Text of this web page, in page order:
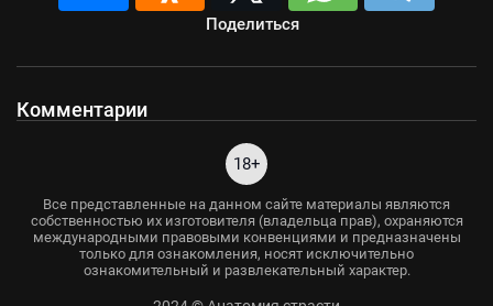
Поделиться
Комментарии
18+
Все представленные на данном сайте материалы являются
собственностью их изготовителя (владельца прав), охраняются
международными правовыми конвенциями и предназначены
только для ознакомления, носят исключительно
ознакомительный и развлекательный характер.